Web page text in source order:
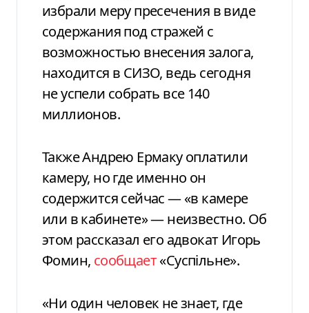
избрали меру пресечения в виде
содержания под стражей с
возможностью внесения залога,
находится в СИЗО, ведь сегодня
не успели собрать все 140
миллионов.
Также Андрею Ермаку оплатили
камеру, но где именно он
содержится сейчас — «в камере
или в кабинете» — неизвестно. Об
этом рассказал его адвокат Игорь
Фомин, сообщает«Суспільне».
«Ни один человек не знает, где